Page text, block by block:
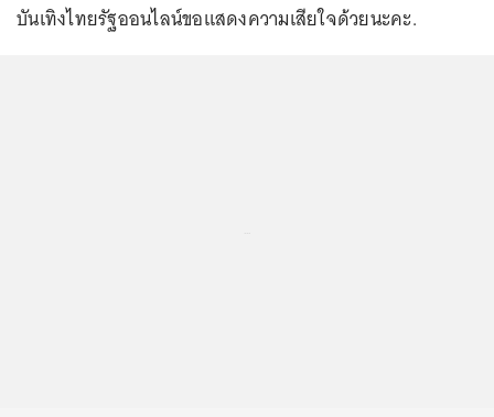
บันเทิงไทยรัฐออนไลน์ขอแสดงความเสียใจด้วยนะคะ.